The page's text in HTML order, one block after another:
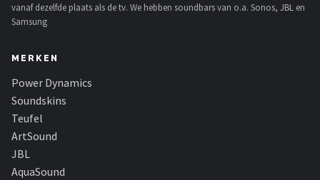
vanaf dezelfde plaats als de tv. We hebben soundbars van o.a. Sonos, JBL en
Samsung
MERKEN
Power Dynamics
Soundskins
Teufel
ArtSound
JBL
AquaSound